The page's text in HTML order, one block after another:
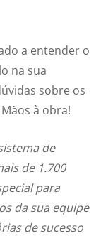
a entender o
na sua
sobre os
à obra!
de
de 1.700
para
da sua equipe
de sucesso